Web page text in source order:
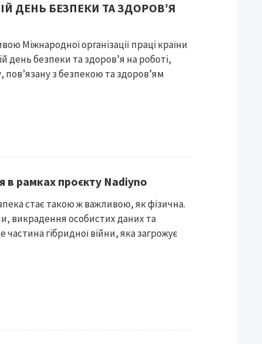
ДЕНЬ БЕЗПЕКИ ТА ЗДОРОВ’Я
Міжнародної організації праці країни
день безпеки та здоров’я на роботі,
з безпекою та здоров’ям
в рамках проєкту Nadiyno
стає такою ж важливою, як фізична.
викрадення особистих даних та
частина гібридної війни, яка загрожує